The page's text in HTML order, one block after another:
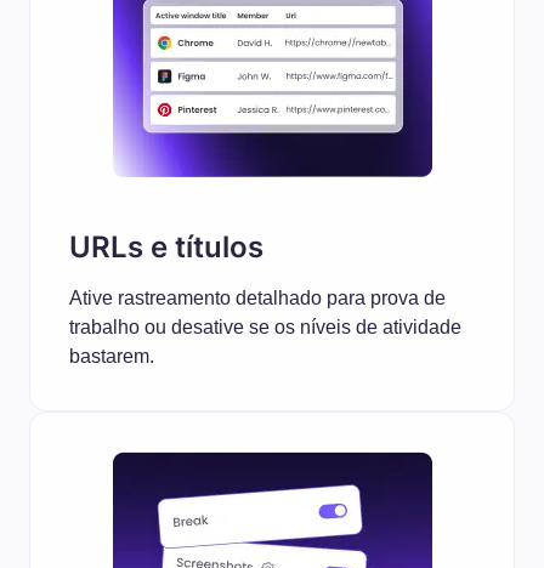
URLs e títulos
Ative rastreamento detalhado para prova de
trabalho ou desative se os níveis de atividade
bastarem.